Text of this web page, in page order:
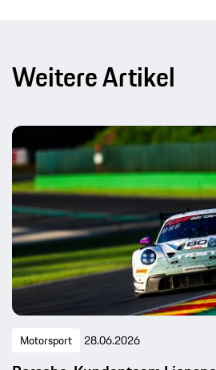
Weitere Artikel
Motorsport 28.06.2026